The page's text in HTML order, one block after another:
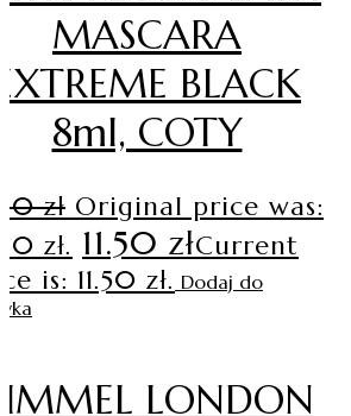
MASCARA
BLACK
8ml, COTY
zł Original price was:
zł. 11.50 złCurrent
is: 11.50 zł. Dodaj do
LONDON